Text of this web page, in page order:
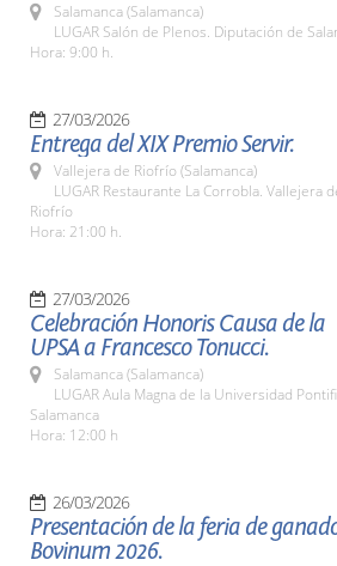
Salamanca (Salamanca)
LUGAR Salón de Plenos. Diputación de
Hora: 9:00 h.
27/03/2026
Entrega del XIX Premio Servir.
Vallejera de Riofrío (Salamanca)
LUGAR Restaurante La Corrobla. Vallejera
Riofrío
Hora: 21:00 h.
27/03/2026
Celebración Honoris Causa de la
UPSA a Francesco Tonucci.
Salamanca (Salamanca)
LUGAR Aula Magna de la Universidad
Salamanca
Hora: 12:00 h
26/03/2026
Presentación de la feria de
Bovinum 2026.